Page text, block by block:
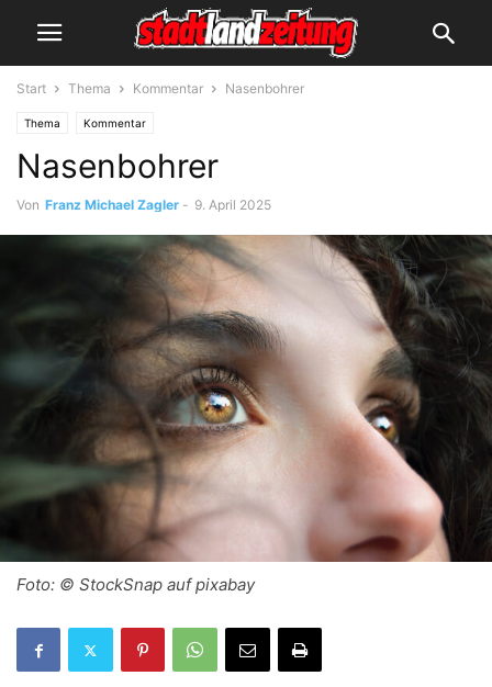
Start Thema Kommentar Nasenbohrer
Thema Kommentar
Nasenbohrer
Von Franz Michael Zagler - 9. April 2025
Foto: © StockSnap auf pixabay